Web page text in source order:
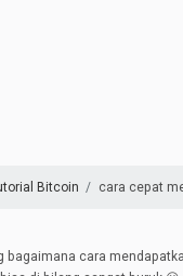
Bitcoin cara cepat
bagaimana cara